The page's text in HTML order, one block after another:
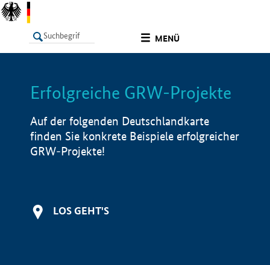
MENÜ
LISTE Info
Erfolgreiche GRW-Projekte
Auf der folgenden Deutschlandkarte
finden Sie konkrete Beispiele erfolgreicher
GRW-Projekte!
LOS GEHT'S